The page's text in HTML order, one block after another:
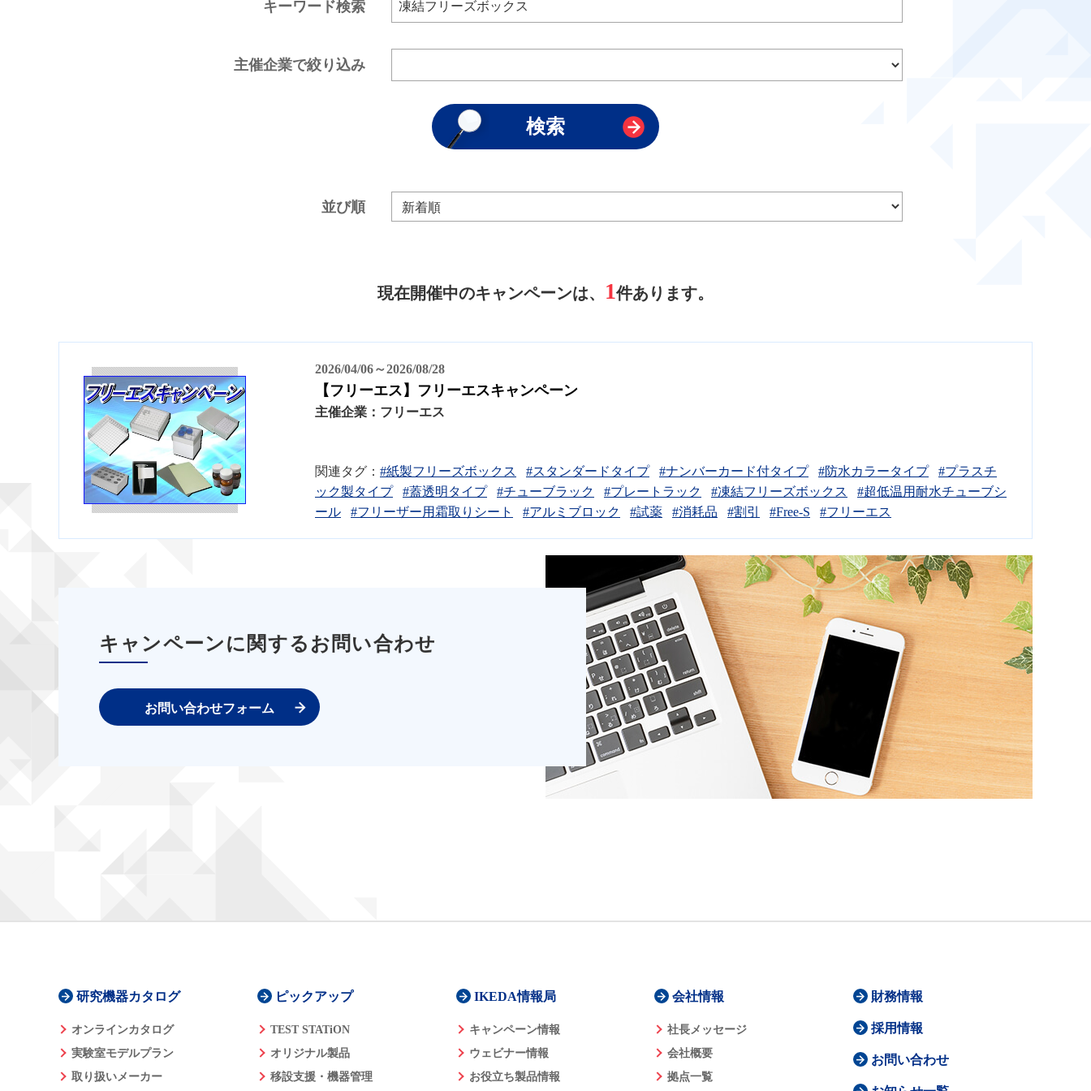
キーワード検索
主催企業で絞り込み
並び順
現在開催中のキャンペーンは、 1件あります。
2026/04/06～2026/08/28
【フリーエス】フリーエスキャンペーン
主催企業： フリーエス
関連タグ： #紙製フリーズボックス #スタンダードタイプ #ナンバーカード付タイプ #防水カラータイプ
#プラスチ
ック製タイプ
#蓋透明タイプ #チューブラック #プレートラック #凍結フリーズボックス
#超低温用耐水チューブシ
ール
#フリーザー用霜取りシート #アルミブロック #試薬 #消耗品 #割引 #Free-S #フリーエス
キャンペーンに関するお問い合わせ
お問い合わせフォーム
研究機器カタログ
オンラインカタログ
実験室モデルプラン
取り扱いメーカー
ピックアップ
TEST STATiON
オリジナル製品
移設支援・機器管理
IKEDA情報局
キャンペーン情報
ウェビナー情報
お役立ち製品情報
会社情報
社長メッセージ
会社概要
拠点一覧
財務情報
採用情報
お問い合わせ